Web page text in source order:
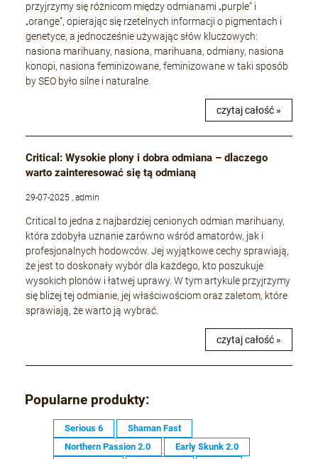
przyjrzymy się różnicom między odmianami „purple” i
„orange”, opierając się rzetelnych informacji o pigmentach i
genetyce, a jednocześnie używając słów kluczowych:
nasiona marihuany, nasiona, marihuana, odmiany, nasiona
konopi, nasiona feminizowane, feminizowane w taki sposób
by SEO było silne i naturalne.
czytaj całość »
Critical: Wysokie plony i dobra odmiana – dlaczego
warto zainteresować się tą odmianą
29-07-2025 , admin
Critical to jedna z najbardziej cenionych odmian marihuany,
która zdobyła uznanie zarówno wśród amatorów, jak i
profesjonalnych hodowców. Jej wyjątkowe cechy sprawiają,
że jest to doskonały wybór dla każdego, kto poszukuje
wysokich plonów i łatwej uprawy. W tym artykule przyjrzymy
się bliżej tej odmianie, jej właściwościom oraz zaletom, które
sprawiają, że warto ją wybrać.
czytaj całość »
Popularne produkty:
Serious 6
Shaman Fast
Northern Passion 2.0
Early Skunk 2.0